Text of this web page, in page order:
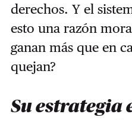
derechos. Y el
esto una razón
ganan más que en
quejan?
Su estrategia